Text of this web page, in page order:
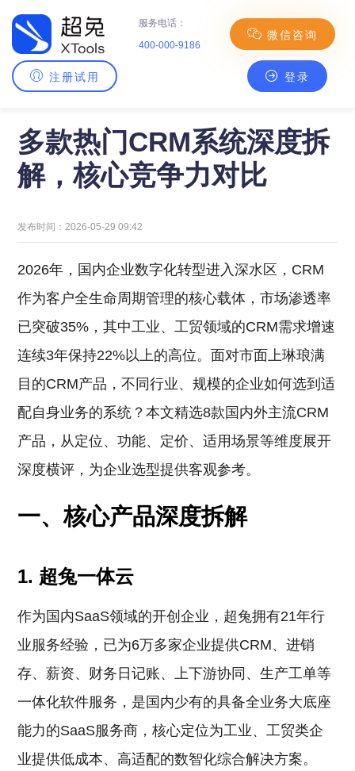
服务电话：
400-000-9186
微信咨询
注册试用 登录
主页>CRM百科> 多款热门CRM系统深度拆解，核心竞争力对比
多款热门CRM系统深度拆
解，核心竞争力对比
发布时间：2026-05-29 09:42
2026年，国内企业数字化转型进入深水区，CRM
作为客户全生命周期管理的核心载体，市场渗透率
已突破35%，其中工业、工贸领域的CRM需求增速
连续3年保持22%以上的高位。面对市面上琳琅满
目的CRM产品，不同行业、规模的企业如何选到适
配自身业务的系统？本文精选8款国内外主流CRM
产品，从定位、功能、定价、适用场景等维度展开
深度横评，为企业选型提供客观参考。
一、核心产品深度拆解
1. 超兔一体云
作为国内SaaS领域的开创企业，超兔拥有21年行
业服务经验，已为6万多家企业提供CRM、进销
存、薪资、财务日记账、上下游协同、生产工单等
一体化软件服务，是国内少有的具备全业务大底座
能力的SaaS服务商，核心定位为工业、工贸类企
业提供低成本、高适配的数智化综合解决方案。